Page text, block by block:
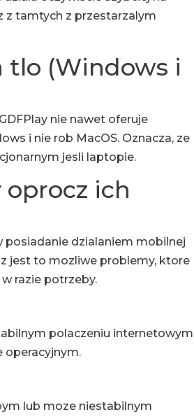
z tamtych z przestarzalym
tlo (Windows i
nie nawet oferuje
i nie rob MacOS. Oznacza, ze
jesli laptopie.
oprocz ich
dzialaniem mobilnej
jest to mozliwe problemy, ktore
razie potrzeby.
polaczeniu internetowym
operacyjnym.
lub moze niestabilnym